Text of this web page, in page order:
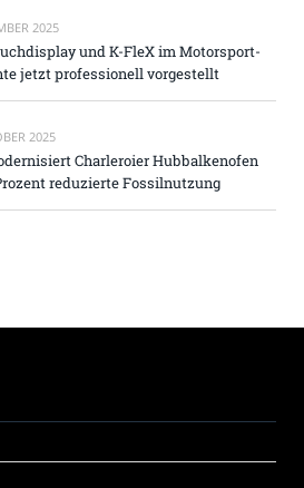
2025
und K-FleX im Motorsport-
jetzt professionell vorgestellt
2025
Charleroier Hubbalkenofen
reduzierte Fossilnutzung